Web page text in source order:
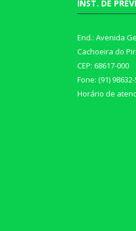
INST. DE
End.: Avenida
Cachoeira do
CEP: 68617-000
Fone: (91)
Horário de